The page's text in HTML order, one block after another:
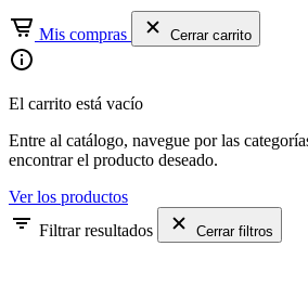
Mis compras Cerrar carrito
El carrito está vacío
Entre al catálogo, navegue por las
encontrar el producto deseado.
Ver los productos
Filtrar resultados
Cerrar filtros